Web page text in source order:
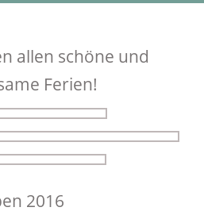
allen schöne und
Ferien!
2016